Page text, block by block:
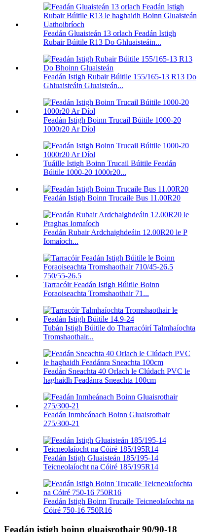
Feadán Gluaisteán 13 orlach Feadán Istigh
Rubair Búitile R13 Do Ghluaisteáin...
Feadán Istigh Rubair Búitile 155/165-13 R13 Do
Ghluaisteáin Gluaisteán...
Feadán Istigh Boinn Trucail Búitile 1000-20
1000r20 Ar Díol
Tuáille Istigh Boinn Trucail Búitile Feadán
Búitile 1000-20 1000r20...
Feadán Istigh Boinn Trucaile Bus 11.00R20
Feadán Rubair Ardchaighdeáin 12.00R20 le P
Iomaíoch...
Tarracóir Feadán Istigh Búitile Boinn
Foraoiseachta Tromshaothair 71...
Tubán Istigh Búitile do Tharracóirí Talmhaíochta
Tromshaothair...
Feadán Sneachta 40 Orlach le Clúdach PVC le
haghaidh Feadánra Sneachta 100cm
Feadán Inmheánach Boinn Gluaisrothair
275/300-21
Feadán Istigh Gluaisteán 185/195-14
Teicneolaíocht na Cóiré 185/195R14
Feadán Istigh Boinn Trucaile Teicneolaíochta na
Cóiré 750-16 750R16
Feadán istigh boinn gluaisrothair 90/90-18